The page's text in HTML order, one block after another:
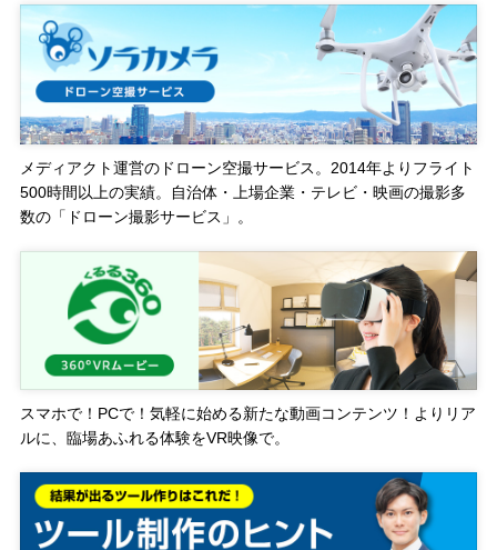
メディアクト運営のドローン空撮サービス。2014年よりフライト
500時間以上の実績。自治体・上場企業・テレビ・映画の撮影多
数の「ドローン撮影サービス」。
スマホで！PCで！気軽に始める新たな動画コンテンツ！よりリア
ルに、臨場あふれる体験をVR映像で。